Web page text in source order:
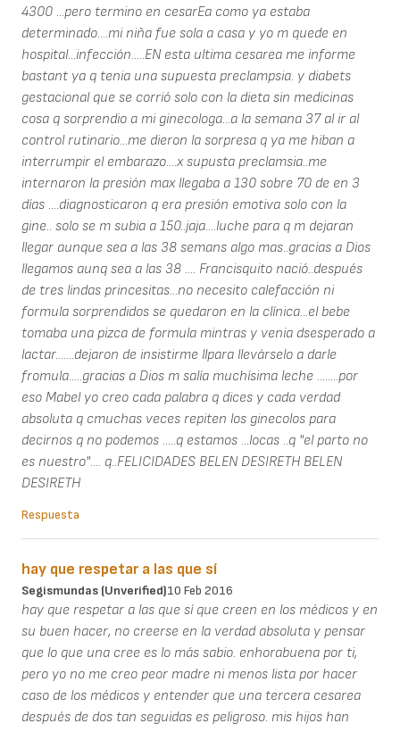
4300 ...pero termino en cesarEa como ya estaba
determinado....mi niña fue sola a casa y yo m quede en
hospital...infección.....EN esta ultima cesarea me informe
bastant ya q tenia una supuesta preclampsia. y diabets
gestacional que se corrió solo con la dieta sin medicinas
cosa q sorprendio a mi ginecologa...a la semana 37 al ir al
control rutinario...me dieron la sorpresa q ya me hiban a
interrumpir el embarazo....x supusta preclamsia..me
internaron la presión max llegaba a 130 sobre 70 de en 3
días ....diagnosticaron q era presión emotiva solo con la
gine.. solo se m subia a 150..jaja....luche para q m dejaran
llegar aunque sea a las 38 semans algo mas..gracias a Dios
llegamos aunq sea a las 38 .... Francisquito nació..después
de tres lindas princesitas...no necesito calefacción ni
formula sorprendidos se quedaron en la clínica...el bebe
tomaba una pizca de formula mintras y venia dsesperado a
lactar.......dejaron de insistirme llpara llevárselo a darle
fromula.....gracias a Dios m salía muchísima leche ........por
eso Mabel yo creo cada palabra q dices y cada verdad
absoluta q cmuchas veces repiten los ginecolos para
decirnos q no podemos .....q estamos ...locas ..q "el parto no
es nuestro".... q..FELICIDADES BELEN DESIRETH BELEN
DESIRETH
Respuesta
hay que respetar a las que sí
Segismundas (unverified)10 Feb 2016
hay que respetar a las que sí que creen en los médicos y en
su buen hacer, no creerse en la verdad absoluta y pensar
que lo que una cree es lo más sabio. enhorabuena por ti,
pero yo no me creo peor madre ni menos lista por hacer
caso de los médicos y entender que una tercera cesarea
después de dos tan seguidas es peligroso. mis hijos han